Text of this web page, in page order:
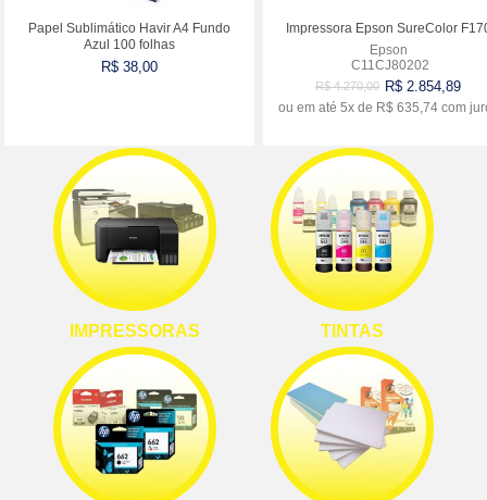
Papel Sublimático Havir A4 Fundo
Azul 100 folhas
R$ 38,00
Comprar
Impressora Epson SureColor
Epson
C11CJ80202
R$ 4.270,00 R$ 2.854,89
ou em até 5xde R$ 635,74com
Comprar
IMPRESSORAS TINTAS